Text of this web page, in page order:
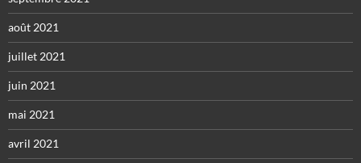
août 2021
juillet 2021
juin 2021
mai 2021
avril 2021